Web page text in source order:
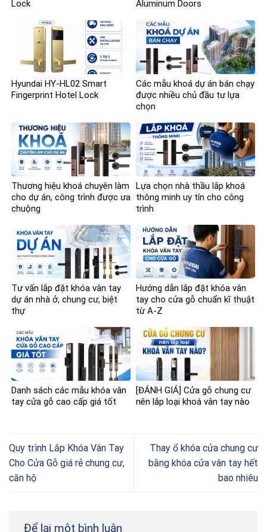
Lock Aluminum Doors
Hyundai HY-HL02 Smart
Fingerprint Hotel Lock
Các mẫu khoá dự án bán chạy
được nhiều chủ đầu tư lựa
chọn
Thương hiệu khoá chuyên làm
cho dự án, công trình được ưa
chuộng
Lựa chọn nhà thầu lắp khoá
thông minh uy tín cho công
trình
Tư vấn lắp đặt khóa vân tay
dự án nhà ở, chung cư, biệt
thự
Hướng dẫn lắp đặt khóa vân
tay cho cửa gỗ chuẩn kĩ thuật
từ A-Z
Danh sách các mẫu khóa vân
tay cửa gỗ cao cấp giá tốt
[ĐÁNH GIÁ] Cửa gỗ chung cư
nên lắp loại khoá vân tay nào
Quy trình Lắp Khóa Vân Tay
Cho Cửa Gỗ giá rẻ chung cư,
căn hộ
Thay ổ khóa cửa chung cư
bằng khóa cửa vân tay hết
bao nhiêu
Để lại một bình luận